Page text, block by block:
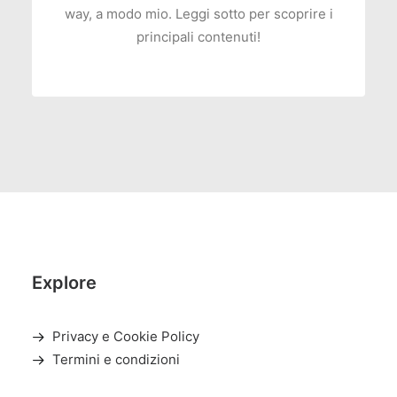
way, a modo mio. Leggi sotto per scoprire i
principali contenuti!
Explore
Privacy e Cookie Policy
Termini e condizioni